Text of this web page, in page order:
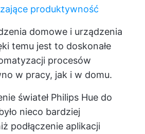
produktywność
domowe i urządzenia
temu jest to doskonałe
procesów
w pracy, jak i w domu.
świateł Philips Hue do
nieco bardziej
podłączenie aplikacji